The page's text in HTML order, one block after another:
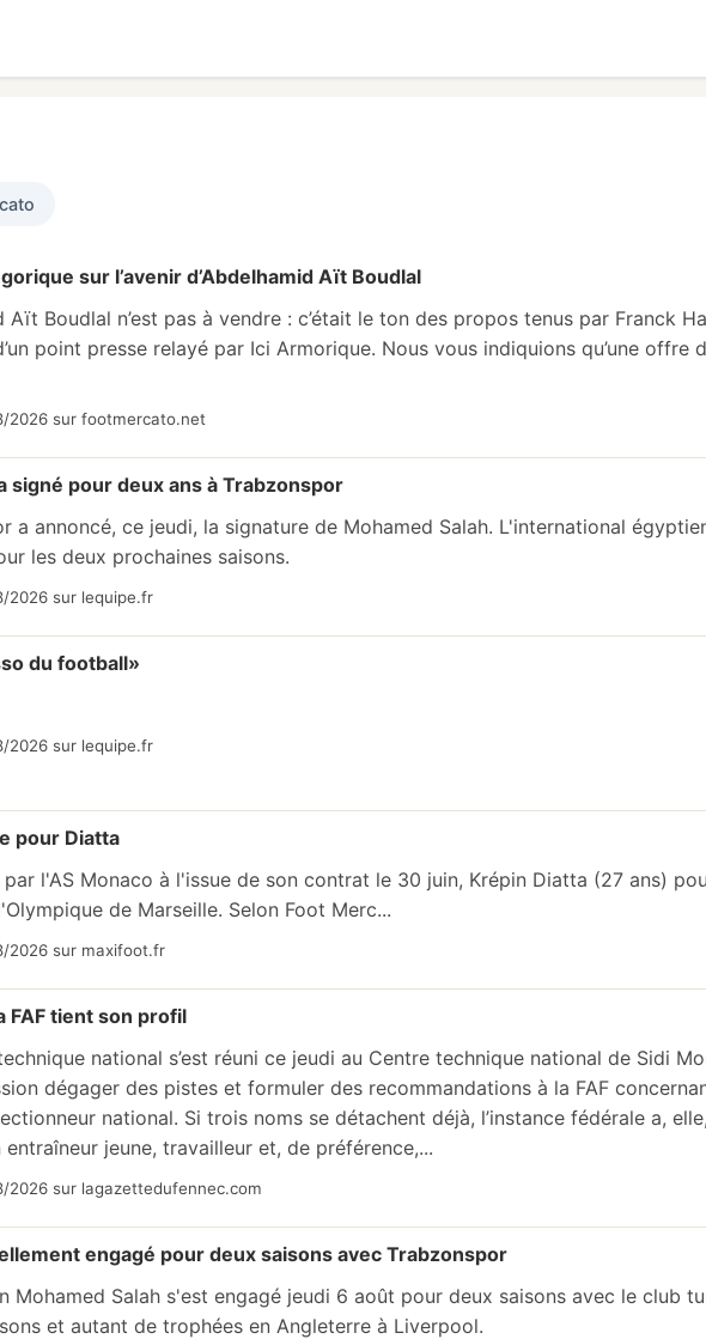
sur l’avenir d’Abdelhamid Aït Boudlal
Aït Boudlal n’est pas à vendre : c’était le ton des propos tenus par Franck
point presse relayé par Ici Armorique. Nous vous indiquions qu’une offre
2026 sur footmercato.net
signé pour deux ans à Trabzonspor
a annoncé, ce jeudi, la signature de Mohamed Salah. L'international
les deux prochaines saisons.
2026 sur lequipe.fr
du football»
2026 sur lequipe.fr
pour Diatta
par l'AS Monaco à l'issue de son contrat le 30 juin, Krépin Diatta (27 ans)
de Marseille. Selon Foot Merc...
2026 sur maxifoot.fr
FAF tient son profil
national s’est réuni ce jeudi au Centre technique national de Sidi
dégager des pistes et formuler des recommandations à la FAF
national. Si trois noms se détachent déjà, l’instance fédérale a,
entraîneur jeune, travailleur et, de préférence,...
2026 sur lagazettedufennec.com
engagé pour deux saisons avec Trabzonspor
Mohamed Salah s'est engagé jeudi 6 août pour deux saisons avec le club
et autant de trophées en Angleterre à Liverpool.